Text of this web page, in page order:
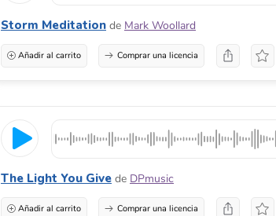
Storm Meditation de Mark Woollard
Añadir al carrito Comprar una licencia
The Light You Give de DPmusic
Añadir al carrito Comprar una licencia